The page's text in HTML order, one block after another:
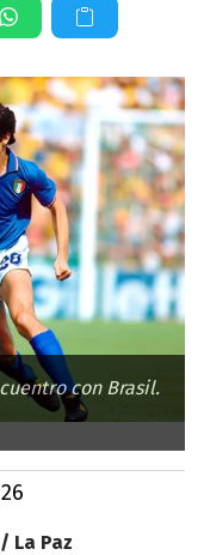
con Brasil.
La Paz